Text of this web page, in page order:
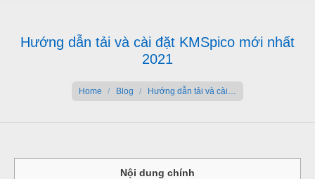
Hướng dẫn tải và cài đặt KMSpico mới nhất
2021
Home Blog Hướng dẫn tải và cài…
Nội dung chính